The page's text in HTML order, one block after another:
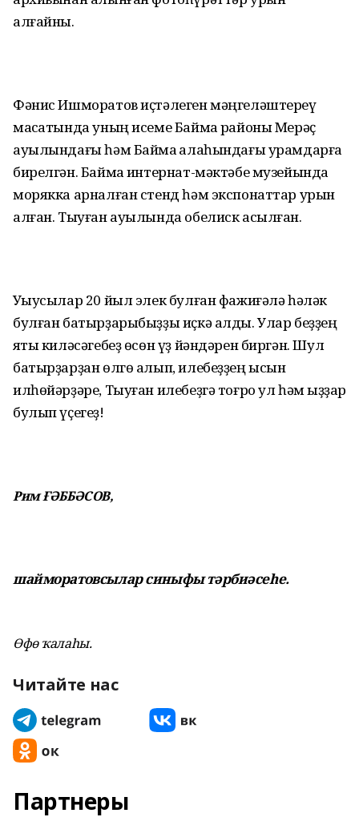
алғайны.
Фәнис Ишморатов иҫтәлеген мәңгеләштереү
маҡсатында уның исеме Баймаҡ районы Мерәҫ
ауылындағы һәм Баймаҡ ҡалаһындағы урамдарға
бирелгән. Баймаҡ интернат-мәктәбе музейында
морякка арналған стенд һәм экспонаттар урын
алған. Тыуған ауылында обелиск асылған.
Уҡыусылар 20 йыл элек булған фажиғәлә һәләк
булған батырҙарыбыҙҙы иҫкә алды. Улар беҙҙең
яҡты киләсәгебеҙ өсөн үҙ йәндәрен биргән. Шул
батырҙарҙан өлгө алып, илебеҙҙең ысын
илһөйәрҙәре, Тыуған илебеҙгә тоғро ул һәм ҡыҙҙар
булып үҫегеҙ!
Рим ҒӘББӘСОВ,
шайморатовсылар синыфы тәрбиәсеһе.
Өфө ҡалаһы.
Читайте нас
Партнеры